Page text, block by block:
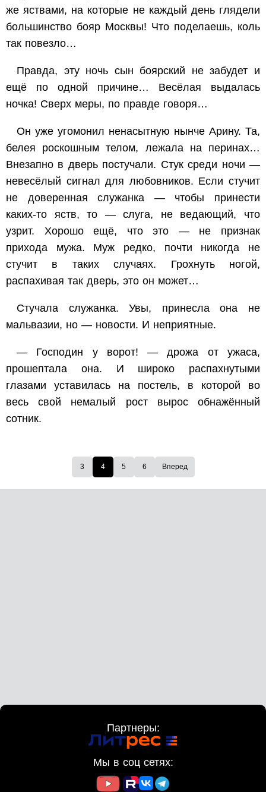
же яствами, на которые не каждый день глядели
большинство бояр Москвы! Что поделаешь, коль
так повезло…
Правда, эту ночь сын боярский не забудет и
ещё по одной причине… Весёлая выдалась
ночка! Сверх меры, по правде говоря…
Он уже угомонил ненасытную нынче Арину. Та,
белея роскошным телом, лежала на перинах…
Внезапно в дверь постучали. Стук среди ночи —
невесёлый сигнал для любовников. Если стучит
не доверенная служанка — чтобы принести
каких-то яств, то — слуга, не ведающий, что
узрит. Хорошо ещё, что это — не признак
прихода мужа. Муж редко, почти никогда не
стучит в таких случаях. Грохнуть ногой,
распахивая так дверь, это он может…
Стучала служанка. Увы, принесла она не
мальвазии, но — новости. И неприятные.
— Господин у ворот! — дрожа от ужаса,
прошептала она. И широко распахнутыми
глазами уставилась на постель, в которой во
весь свой немалый рост вырос обнажённый
сотник.
3 4 5 6 Вперед
Партнеры:
Мы в соц сетях: